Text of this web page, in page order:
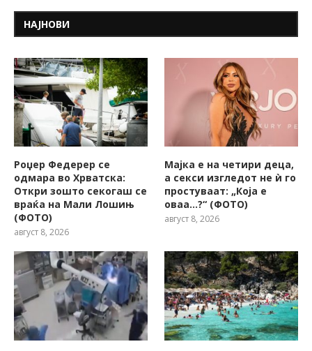
НАЈНОВИ
Роџер Федерер се
одмара во Хрватска:
Откри зошто секогаш се
враќа на Мали Лошињ
(ФОТО)
август 8, 2026
Мајка е на четири деца,
а секси изгледот не ѝ го
простуваат: „Која е
оваа…?“ (ФОТО)
август 8, 2026